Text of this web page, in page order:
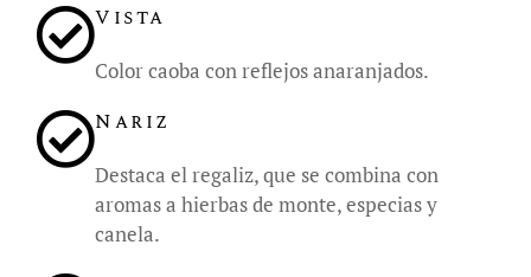
Vista
Color caoba con reflejos anaranjados.
Nariz
Destaca el regaliz, que se combina con
aromas a hierbas de monte, especias y
canela.